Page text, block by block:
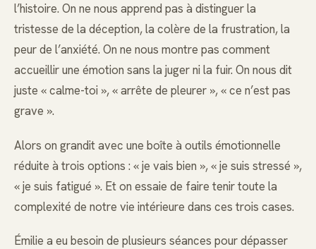
l’histoire. On ne nous apprend pas à distinguer la
tristesse de la déception, la colère de la frustration, la
peur de l’anxiété. On ne nous montre pas comment
accueillir une émotion sans la juger ni la fuir. On nous dit
juste « calme-toi », « arrête de pleurer », « ce n’est pas
grave ».
Alors on grandit avec une boîte à outils émotionnelle
réduite à trois options : « je vais bien », « je suis stressé »,
« je suis fatigué ». Et on essaie de faire tenir toute la
complexité de notre vie intérieure dans ces trois cases.
Émilie a eu besoin de plusieurs séances pour dépasser